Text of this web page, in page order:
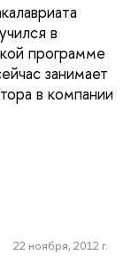
в
программе
занимает
в компании
22 ноября, 2012 г.